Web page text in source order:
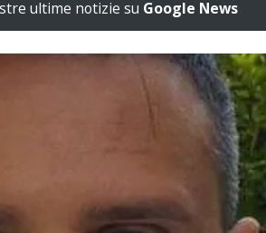
ultime notizie su Google News